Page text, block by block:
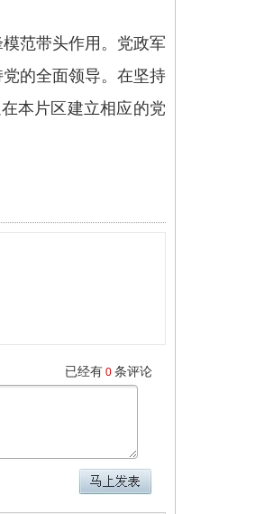
范带头作用。党政军
的全面领导。在坚持
本片区建立相应的党
已经有 0 条评论